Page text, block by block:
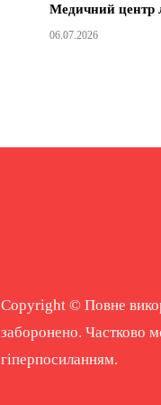
Медичний центр
06.07.2026
Copyright © Повне
заборонено. Частково
гіперпосиланням.